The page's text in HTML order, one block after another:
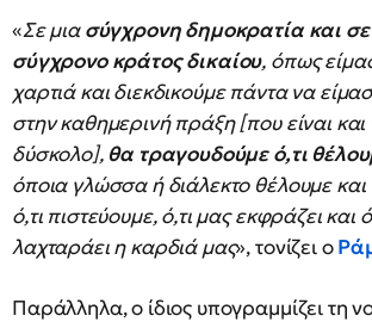
«Σε μιασύγχρονη δημοκρατία και
σύγχρονο κράτος δικαίου, όπως
χαρτιά και διεκδικούμε πάντα να
στην καθημερινή πράξη [που είναι και
δύσκολο], θα τραγουδούμε ό,τι
όποια γλώσσα ή διάλεκτο θέλουμε
ό,τι πιστεύουμε, ό,τι μας εκφράζει και
λαχταράει η καρδιά μας», τονίζει ο
Παράλληλα, ο ίδιος υπογραμμίζει τη